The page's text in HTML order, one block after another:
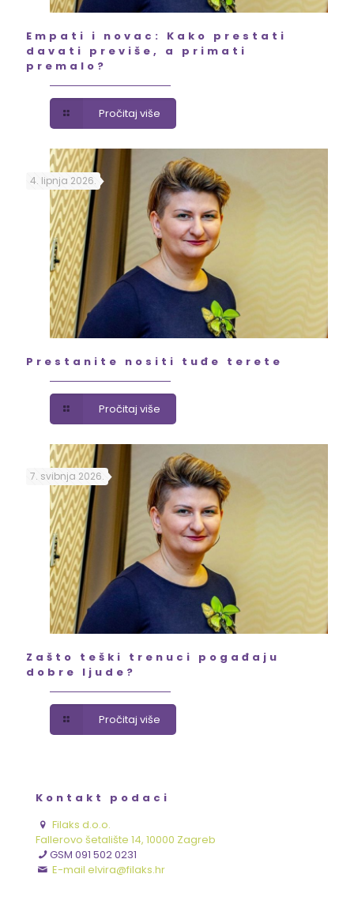
Empati i novac: Kako prestati
davati previše, a primati
premalo?
Pročitaj više
4. lipnja 2026.
Prestanite nositi tuđe terete
Pročitaj više
7. svibnja 2026.
Zašto teški trenuci pogađaju
dobre ljude?
Pročitaj više
Kontakt podaci
Filaks d.o.o.
Fallerovo šetalište 14, 10000 Zagreb
GSM 091 502 0231
E-mail elvira@filaks.hr